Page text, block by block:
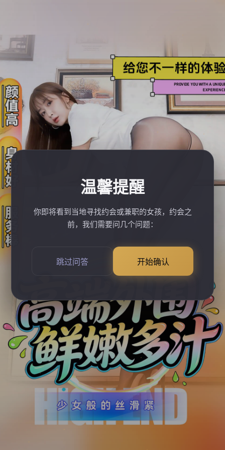
温馨提醒
你即将看到当地寻找约会或兼职的女孩，约会之
前，我们需要问几个问题：
跳过问答 开始确认